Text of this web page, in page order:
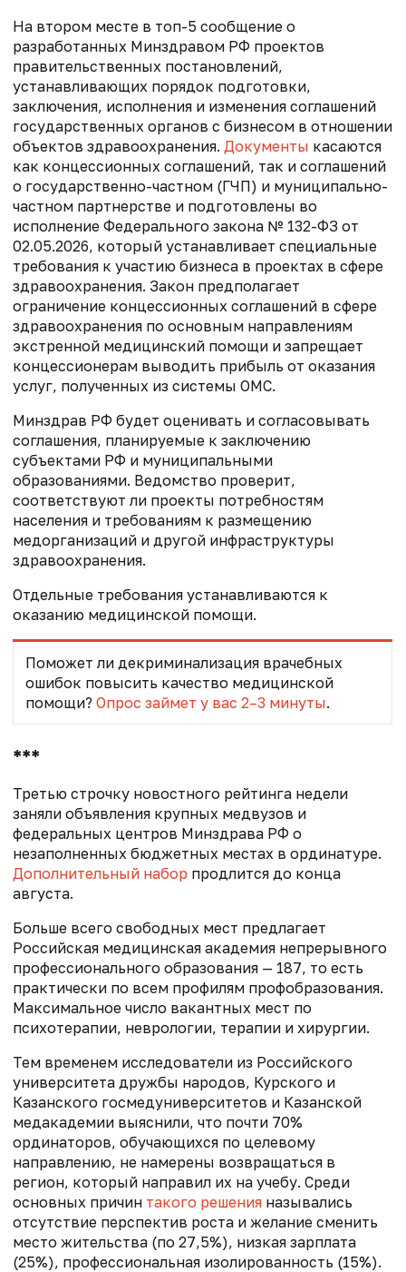
На втором месте в топ-5 сообщение о
разработанных Минздравом РФ проектов
правительственных постановлений,
устанавливающих порядок подготовки,
заключения, исполнения и изменения соглашений
государственных органов с бизнесом в отношении
объектов здравоохранения. Документы касаются
как концессионных соглашений, так и соглашений
о государственно-частном (ГЧП) и муниципально-
частном партнерстве и подготовлены во
исполнение Федерального закона № 132-ФЗ от
02.05.2026, который устанавливает специальные
требования к участию бизнеса в проектах в сфере
здравоохранения. Закон предполагает
ограничение концессионных соглашений в сфере
здравоохранения по основным направлениям
экстренной медицинский помощи и запрещает
концессионерам выводить прибыль от оказания
услуг, полученных из системы ОМС.
Минздрав РФ будет оценивать и согласовывать
соглашения, планируемые к заключению
субъектами РФ и муниципальными
образованиями. Ведомство проверит,
соответствуют ли проекты потребностям
населения и требованиям к размещению
медорганизаций и другой инфраструктуры
здравоохранения.
Отдельные требования устанавливаются к
оказанию медицинской помощи.
Поможет ли декриминализация врачебных
ошибок повысить качество медицинской
помощи? Опрос займет у вас 2–3 минуты.
***
Третью строчку новостного рейтинга недели
заняли объявления крупных медвузов и
федеральных центров Минздрава РФ о
незаполненных бюджетных местах в ординатуре.
Дополнительный набор продлится до конца
августа.
Больше всего свободных мест предлагает
Российская медицинская академия непрерывного
профессионального образования — 187, то есть
практически по всем профилям профобразования.
Максимальное число вакантных мест по
психотерапии, неврологии, терапии и хирургии.
Тем временем исследователи из Российского
университета дружбы народов, Курского и
Казанского госмедуниверситетов и Казанской
медакадемии выяснили, что почти 70%
ординаторов, обучающихся по целевому
направлению, не намерены возвращаться в
регион, который направил их на учебу. Среди
основных причин такого решения назывались
отсутствие перспектив роста и желание сменить
место жительства (по 27,5%), низкая зарплата
(25%), профессиональная изолированность (15%).